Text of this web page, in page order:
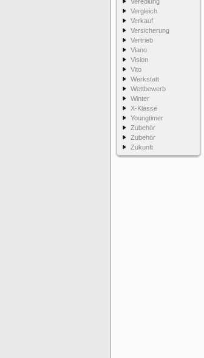
Vergleich
Verkauf
Versicherung
Vertrieb
Viano
Vision
Vito
Werkstatt
Wettbewerb
Winter
X-Klasse
Youngtimer
Zubehör
Zubehör
Zukunft